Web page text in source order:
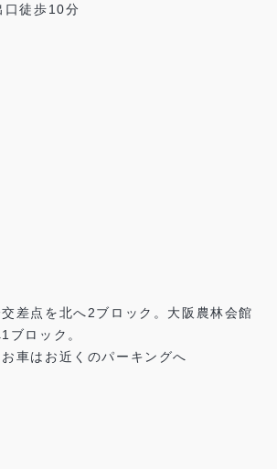
徒歩10分
差点を北へ2ブロック。大阪農林会館
ブロック。
お車はお近くのパーキングへ